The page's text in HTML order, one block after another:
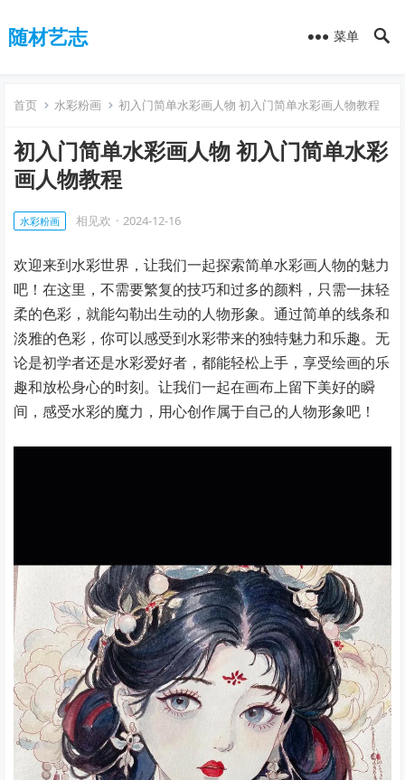
随材艺志 菜单
首页 水彩粉画 初入门简单水彩画人物 初入门简单水彩画人物教程
初入门简单水彩画人物 初入门简单水彩
画人物教程
水彩粉画 相见欢 · 2024-12-16
欢迎来到水彩世界，让我们一起探索简单水彩画人物的魅力
吧！在这里，不需要繁复的技巧和过多的颜料，只需一抹轻
柔的色彩，就能勾勒出生动的人物形象。通过简单的线条和
淡雅的色彩，你可以感受到水彩带来的独特魅力和乐趣。无
论是初学者还是水彩爱好者，都能轻松上手，享受绘画的乐
趣和放松身心的时刻。让我们一起在画布上留下美好的瞬
间，感受水彩的魔力，用心创作属于自己的人物形象吧！